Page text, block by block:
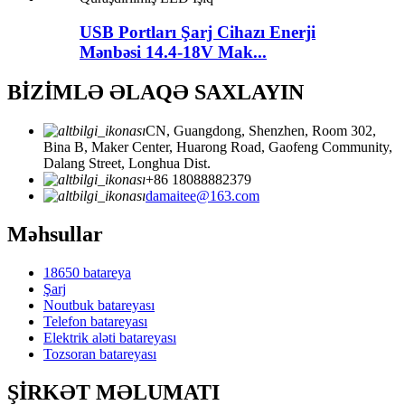
USB Portları Şarj Cihazı Enerji
Mənbəsi 14.4-18V Mak...
BİZİMLƏ ƏLAQƏ SAXLAYIN
CN, Guangdong, Shenzhen, Room 302,
Bina B, Maker Center, Huarong Road, Gaofeng Community,
Dalang Street, Longhua Dist.
+86 18088882379
damaitee@163.com
Məhsullar
18650 batareya
Şarj
Noutbuk batareyası
Telefon batareyası
Elektrik aləti batareyası
Tozsoran batareyası
ŞİRKƏT MƏLUMATI